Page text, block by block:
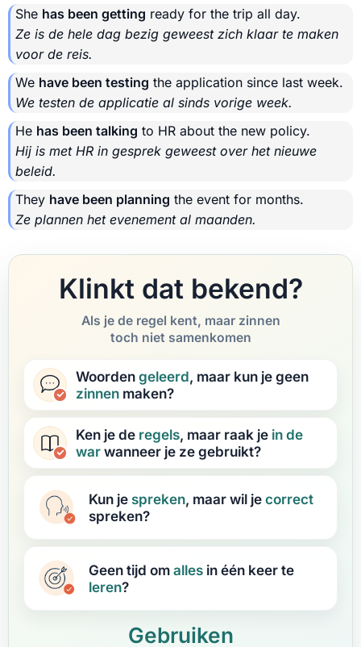
She has been getting ready for the trip all day.
Ze is de hele dag bezig geweest zich klaar te maken
voor de reis.
We have been testing the application since last week.
We testen de applicatie al sinds vorige week.
He has been talking to HR about the new policy.
Hij is met HR in gesprek geweest over het nieuwe
beleid.
They have been planning the event for months.
Ze plannen het evenement al maanden.
Klinkt dat bekend?
Als je de regel kent, maar zinnen
toch niet samenkomen
Woordengeleerd, maar kun je geen
zinnen maken?
Ken je de regels, maar raak je in de
warwanneer je ze gebruikt?
Kun je spreken, maar wil jecorrect
spreken?
Geen tijd omalles in één keer te
leren?
Gebruiken